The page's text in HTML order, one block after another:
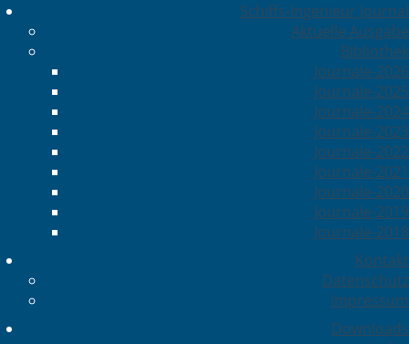
Schiffs-Ingenieur Journal
Aktuelle Ausgabe
Bibliothek
Journale-2026
Journale-2025
Journale-2024
Journale-2023
Journale-2022
Journale-2021
Journale-2020
Journale-2019
Journale-2018
Kontakt
Datenschutz
Impressum
Downloads